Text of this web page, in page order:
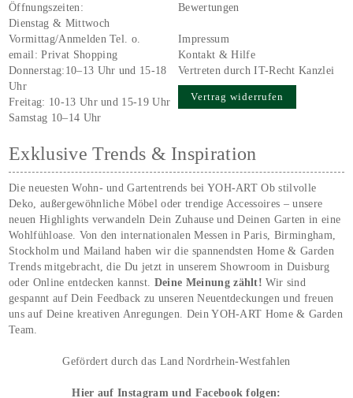
Öffnungszeiten:
Dienstag & Mittwoch
Vormittag/Anmelden Tel. o.
email:Privat Shopping
Donnerstag:10–13 Uhr und 15-18
Uhr
Freitag: 10-13 Uhr und 15-19 Uhr
Samstag 10–14 Uhr
Bewertungen
Impressum
Kontakt & Hilfe
Vertreten durch IT-Recht Kanzlei
Vertrag widerrufen
Exklusive Trends & Inspiration
Die neuesten Wohn- und Gartentrends bei YOH‑ART Ob stilvolle
Deko, außergewöhnliche Möbel oder trendige Accessoires – unsere
neuen Highlights verwandeln Dein Zuhause und Deinen Garten in eine
Wohlfühloase. Von den internationalen Messen in Paris, Birmingham,
Stockholm und Mailand haben wir die spannendsten Home & Garden
Trends mitgebracht, die Du jetzt in unserem Showroom in Duisburg
oder Online entdecken kannst. Deine Meinung zählt!Wir sind
gespannt auf Dein Feedback zu unseren Neuentdeckungen und freuen
uns auf Deine kreativen Anregungen. Dein YOH‑ART Home & Garden
Team.
Gefördert durch das Land Nordrhein-Westfahlen
Hier auf Instagram und Facebook folgen: